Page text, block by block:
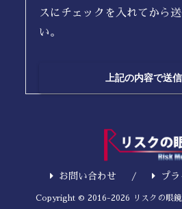
スにチェックを入れてから
い。
お問い合わせ プ
Copyright © 2016-2026 リスクの眼